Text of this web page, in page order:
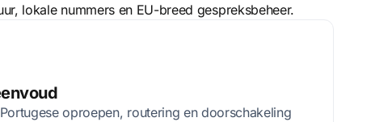
lokale nummers en EU-breed gespreksbeheer.
oproepen, routering en doorschakeling